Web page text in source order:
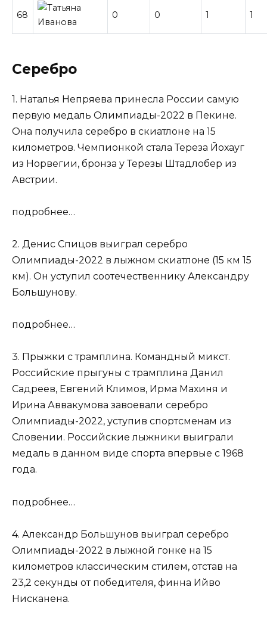
68 0 0 1 1
Серебро
1. Наталья Непряева принесла России самую
первую медаль Олимпиады-2022 в Пекине.
Она получила серебро в скиатлоне на 15
километров. Чемпионкой стала Тереза Йохауг
из Норвегии, бронза у Терезы Штадлобер из
Австрии.
подробнее…
2. Денис Спицов выиграл серебро
Олимпиады-2022 в лыжном скиатлоне (15 км 15
км). Он уступил соотечественнику Александру
Большунову.
подробнее…
3. Прыжки с трамплина. Командный микст.
Российские прыгуны с трамплина Данил
Садреев, Евгений Климов, Ирма Махиня и
Ирина Аввакумова завоевали серебро
Олимпиады-2022, уступив спортсменам из
Словении. Российские лыжники выиграли
медаль в данном виде спорта впервые с 1968
года.
подробнее…
4. Александр Большунов выиграл серебро
Олимпиады-2022 в лыжной гонке на 15
километров классическим стилем, отстав на
23,2 секунды от победителя, финна Ийво
Нисканена.